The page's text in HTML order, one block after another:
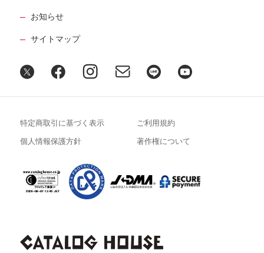
お知らせ
サイトマップ
特定商取引に基づく表示 ご利用規約
個人情報保護方針 著作権について